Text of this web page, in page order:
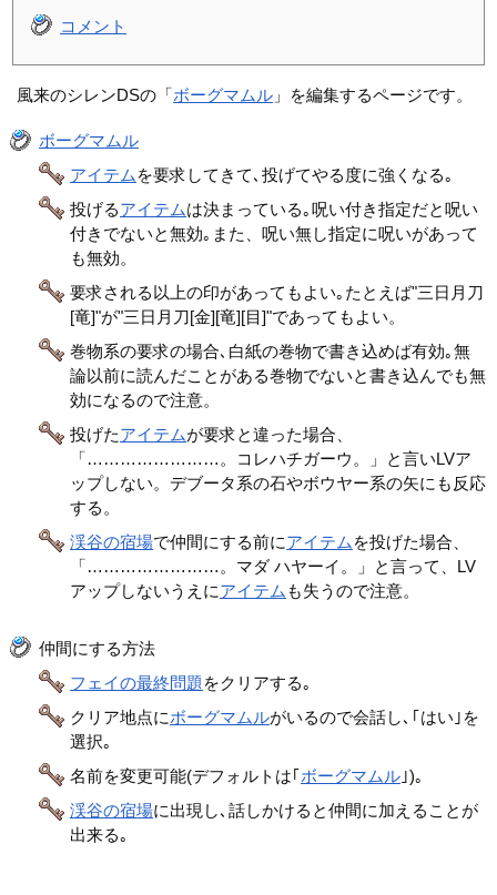
コメント
風来のシレンDSの「ボーグマムル 」を編集するページです。
ボーグマムル
アイテム を要求してきて､投げてやる度に強くなる｡
投げるアイテムは決まっている｡呪い付き指定だと呪い
付きでないと無効｡また、呪い無し指定に呪いがあって
も無効。
要求される以上の印があってもよい｡たとえば"三日月刀
[竜]"が"三日月刀[金][竜][目]"であってもよい。
巻物系の要求の場合､白紙の巻物で書き込めば有効｡無
論以前に読んだことがある巻物でないと書き込んでも無
効になるので注意。
投げたアイテムが要求と違った場合、
「……………………。コレハチガーウ。」と言いLVア
ップしない。デブータ系の石やボウヤー系の矢にも反応
する。
渓谷の宿場で仲間にする前にアイテム を投げた場合、
「……………………。マダ ハヤーイ。」と言って、LV
アップしないうえにアイテム も失うので注意。
仲間にする方法
フェイの最終問題 をクリアする｡
クリア地点にボーグマムルがいるので会話し､｢はい｣を
選択｡
名前を変更可能(デフォルトは｢ボーグマムル ｣)｡
渓谷の宿場に出現し､話しかけると仲間に加えることが
出来る｡